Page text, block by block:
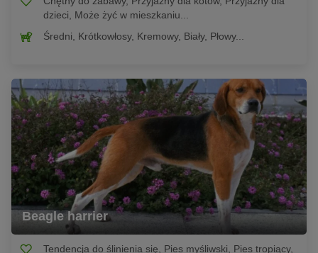
dzieci, Może żyć w mieszkaniu...
Średni, Krótkowłosy, Kremowy, Biały, Płowy...
Beagle harrier
Tendencja do ślinienia się, Pies myśliwski, Pies tropiący,